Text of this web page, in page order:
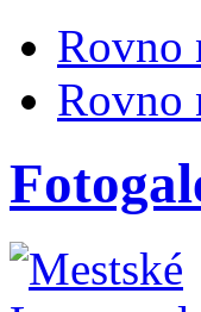
Rovno
Rovno